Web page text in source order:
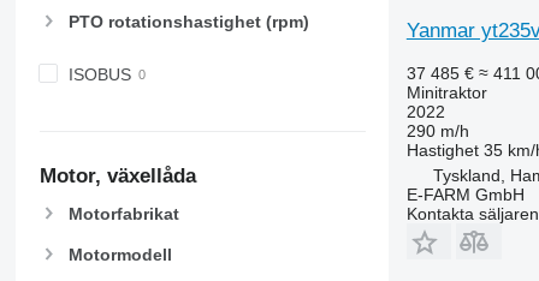
PTO rotationshastighet (rpm)
ISOBUS
Motor, växellåda
Motorfabrikat
Motormodell
Yanmar
37 485 € ≈ 411
Minitraktor
2022
290 m/h
Hastighet 35 km/
Tyskland,
E-FARM GmbH
Kontakta säljaren